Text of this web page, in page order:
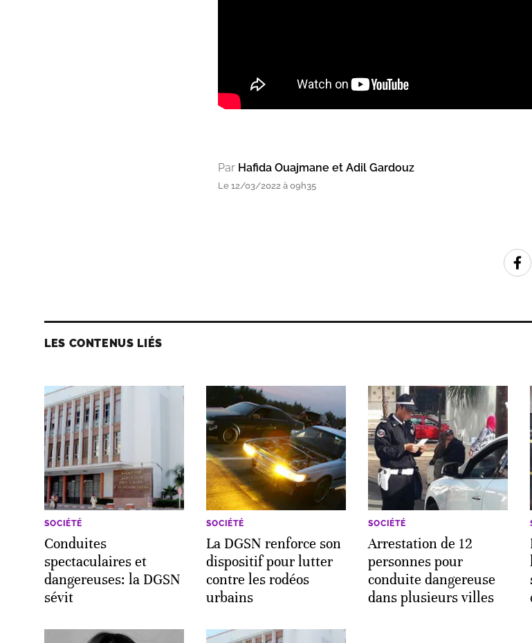
Par Hafida Ouajmane et Adil Gardouz
Le 12/03/2022 à 09h35
LES CONTENUS LIÉS
SOCIÉTÉ
Conduites
spectaculaires et
dangereuses: la DGSN
sévit
SOCIÉTÉ
La DGSN renforce son
dispositif pour lutter
contre les rodéos
urbains
SOCIÉTÉ
Arrestation de 12
personnes pour
conduite dangereuse
dans plusieurs villes